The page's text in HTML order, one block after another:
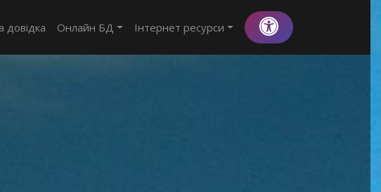
довідка Онлайн БД Інтернет ресурси